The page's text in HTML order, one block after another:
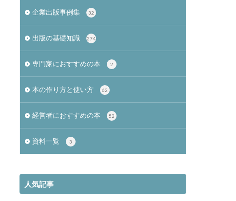
企業出版事例集 32
出版の基礎知識 274
専門家におすすめの本 2
本の作り方と使い方 62
経営者におすすめの本 52
資料一覧 3
人気記事